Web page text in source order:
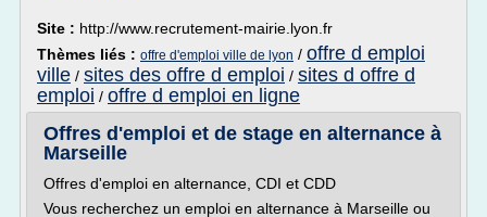
Site : http://www.recrutement-mairie.lyon.fr
Thèmes liés : offre d'emploi ville de lyon / offre d emploi
ville / sites des offre d emploi / sites d offre d
emploi / offre d emploi en ligne
Offres d'emploi et de stage en alternance à
Marseille
Offres d'emploi en alternance, CDI et CDD
Vous recherchez un emploi en alternance à Marseille ou